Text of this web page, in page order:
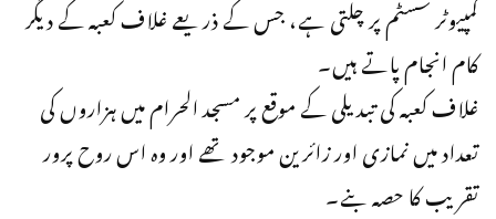
کمپیوٹر سسٹم پر چلتی ہے، جس کے ذریعے غلاف کعبہ کے دیگر
کام انجام پاتے ہیں۔
غلاف کعبہ کی تبدیلی کے موقع پر مسجد الحرام میں ہزاروں کی
تعداد میں نمازی اور زائرین موجود تھے اور وہ اس روح پرور
تقریب کا حصہ بنے۔